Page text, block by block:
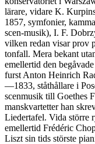
lärare, vidare K.
1857, symfonier,
scen-musik), I. F.
vilken redan visar prov
tonfall. Mera bekant
emellertid den
furst Anton Heinrich
—1833, ståthållare i
scenmusik till Goethes
manskvartetter han
Liedertafel. Vida större
emellertid Frédéric
Liszt sin tids störste